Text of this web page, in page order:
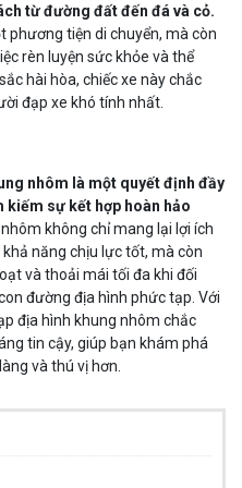
từ đường đất đến đá và cỏ.
phương tiện di chuyển, mà còn
rèn luyện sức khỏe và thể
hài hòa, chiếc xe này chắc
đạp xe khó tính nhất.
nhôm là một quyết định đầy
sự kết hợp hoàn hảo
nhôm không chỉ mang lại lợi ích
năng chịu lực tốt, mà còn
và thoải mái tối đa khi đối
đường địa hình phức tạp. Với
địa hình khung nhôm chắc
tin cậy, giúp bạn khám phá
và thú vị hơn.